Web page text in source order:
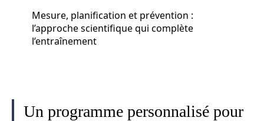
Mesure, planification et prévention :
l’approche scientifique qui complète
l’entraînement
Un programme personnalisé pour